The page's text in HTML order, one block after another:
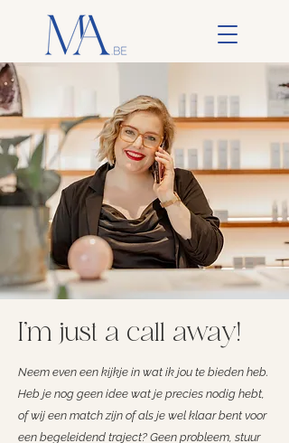
I'm just a call away!
Neem even een kijkje in wat ik jou te bieden heb.
Heb je nog geen idee wat je precies nodig hebt,
of wij een match zijn of als je wel klaar bent voor
een begeleidend traject? Geen probleem, stuur